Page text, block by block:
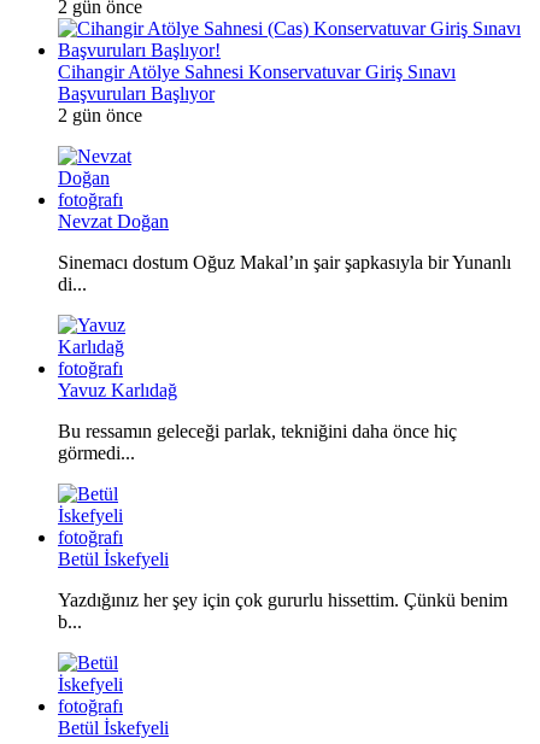
2 gün önce
Cihangir Atölye Sahnesi Konservatuvar Giriş Sınavı
Başvuruları Başlıyor
2 gün önce
Nevzat Doğan
Sinemacı dostum Oğuz Makal’ın şair şapkasıyla bir Yunanlı
di...
Yavuz Karlıdağ
Bu ressamın geleceği parlak, tekniğini daha önce hiç
görmedi...
Betül İskefyeli
Yazdığınız her şey için çok gururlu hissettim. Çünkü benim
b...
Betül İskefyeli